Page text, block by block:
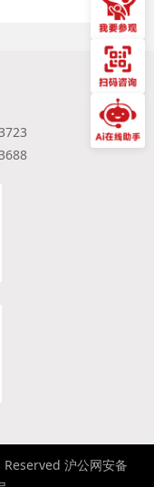
沪公网安备